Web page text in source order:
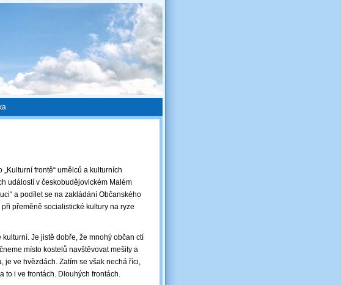
frontě“ umělců a kulturních
událostí v českobudějovickém Malém
a podílet se na zakládání Občanského
přeměně socialistické kultury na ryze
Je jistě dobře, že mnohý občan ctí
místo kostelů navštěvovat mešity a
je ve hvězdách. Zatím se však nechá říci,
to i ve frontách. Dlouhých frontách.